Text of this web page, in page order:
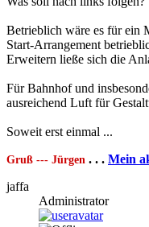
Betrieblich wäre es für ein
Start-Arrangement
Erweitern ließe sich die
Für Bahnhof und
ausreichend Luft für
Soweit erst einmal ...
Gruß --- Jürgen . . . Mein
jaffa
Administrator